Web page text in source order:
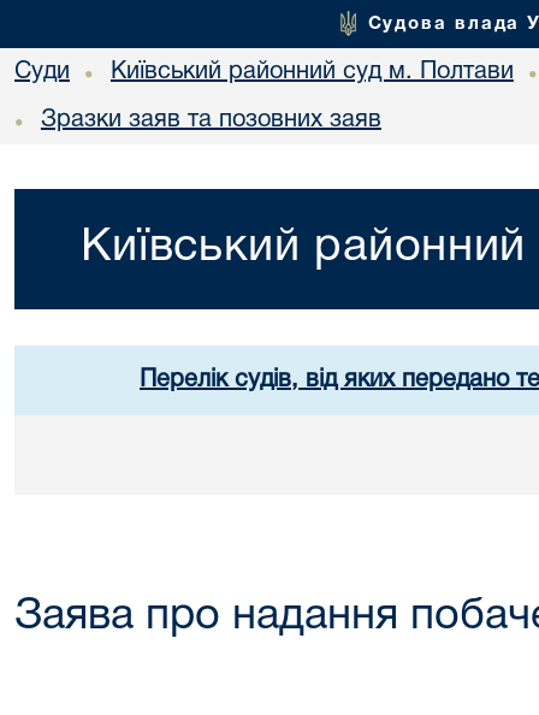
Судова влада
Суди • Київський районний суд м. Полтави •
• Зразки заяв та позовних заяв
Київський
Перелік судів, від яких передано
Заява про надання